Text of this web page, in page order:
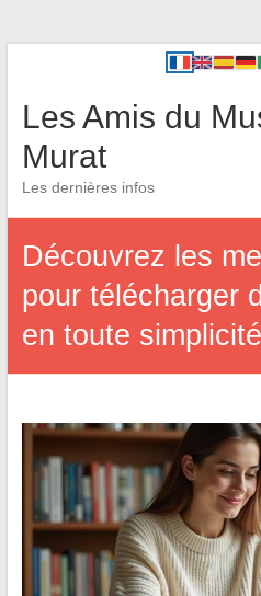
Les Amis du
Murat
Les dernières infos
Découvrez les
pour télécharger
en toute